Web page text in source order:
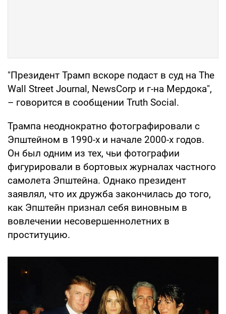
"Президент Трамп вскоре подаст в суд на The
Wall Street Journal, NewsCorp и г-на Мердока",
– говорится в сообщении Truth Social.
Трампа неоднократно фотографировали с
Эпштейном в 1990-х и начале 2000-х годов.
Он был одним из тех, чьи фотографии
фигурировали в бортовых журналах частного
самолета Эпштейна. Однако президент
заявлял, что их дружба закончилась до того,
как Эпштейн признал себя виновным в
вовлечении несовершеннолетних в
проституцию.